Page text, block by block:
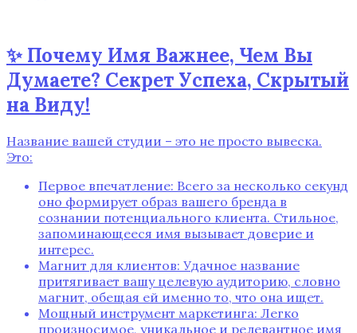
✨ Почему Имя Важнее, Чем Вы
Думаете? Секрет Успеха, Скрытый
на Виду!
Название вашей студии – это не просто вывеска.
Это:
Первое впечатление: Всего за несколько секунд
оно формирует образ вашего бренда в
сознании потенциального клиента. Стильное,
запоминающееся имя вызывает доверие и
интерес.
Магнит для клиентов: Удачное название
притягивает вашу целевую аудиторию, словно
магнит, обещая ей именно то, что она ищет.
Мощный инструмент маркетинга: Легко
произносимое, уникальное и релевантное имя